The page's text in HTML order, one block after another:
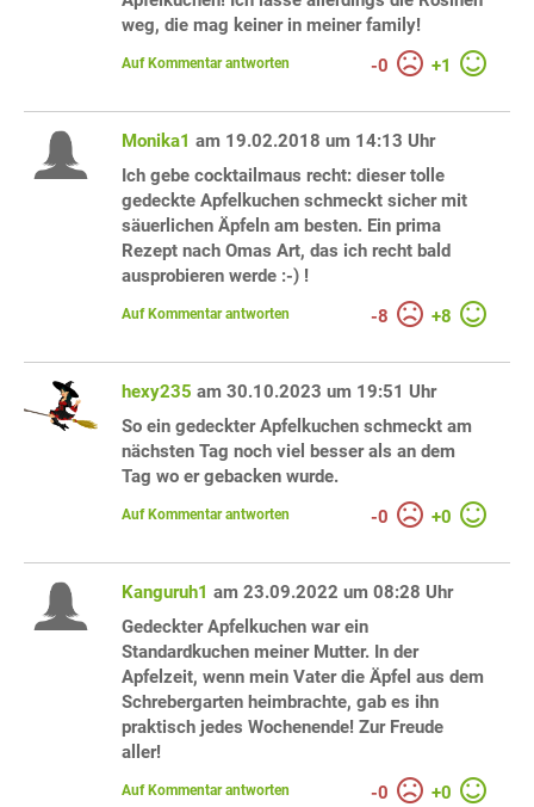
weg, die mag keiner in meiner family!
-0 +1
Auf Kommentar antworten
Monika1 am 19.02.2018 um 14:13 Uhr
Ich gebe cocktailmaus recht: dieser tolle
gedeckte Apfelkuchen schmeckt sicher mit
säuerlichen Äpfeln am besten. Ein prima
Rezept nach Omas Art, das ich recht bald
ausprobieren werde :-) !
-8 +8
Auf Kommentar antworten
hexy235 am 30.10.2023 um 19:51 Uhr
So ein gedeckter Apfelkuchen schmeckt am
nächsten Tag noch viel besser als an dem
Tag wo er gebacken wurde.
-0 +0
Auf Kommentar antworten
Kanguruh1 am 23.09.2022 um 08:28 Uhr
Gedeckter Apfelkuchen war ein
Standardkuchen meiner Mutter. In der
Apfelzeit, wenn mein Vater die Äpfel aus dem
Schrebergarten heimbrachte, gab es ihn
praktisch jedes Wochenende! Zur Freude
aller!
-0 +0
Auf Kommentar antworten